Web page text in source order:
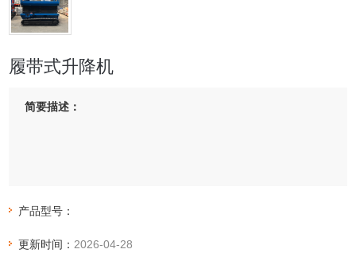
履带式升降机
简要描述：
产品型号：
更新时间： 2026-04-28